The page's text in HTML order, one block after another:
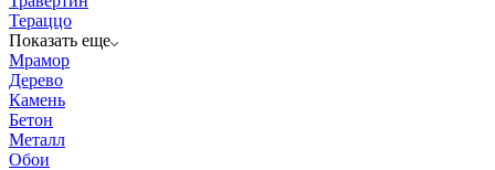
Тераццо
Показать еще
Мрамор
Дерево
Камень
Бетон
Металл
Обои